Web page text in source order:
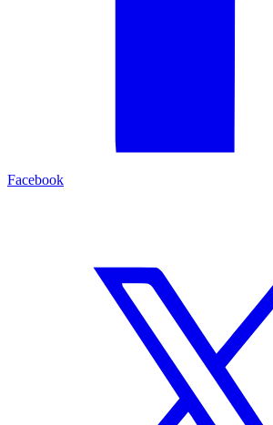
Facebook